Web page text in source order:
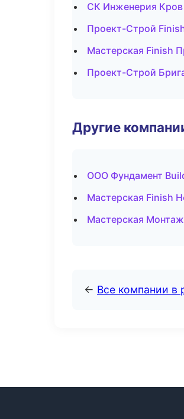
СК Инженерия
Проект-Строй
Мастерская Finish
Проект-Строй
Другие
ООО Фундамент
Мастерская Finish
Мастерская
← Все компании в